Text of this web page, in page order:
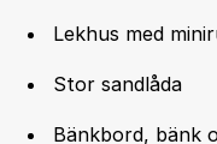
Lekhus med
Stor sandlåda
Bänkbord, bänk